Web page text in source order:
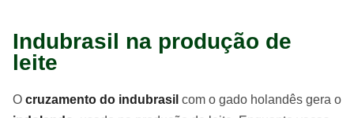
Indubrasil na produção de
leite
O cruzamento do indubrasil com o gado holandês gera o